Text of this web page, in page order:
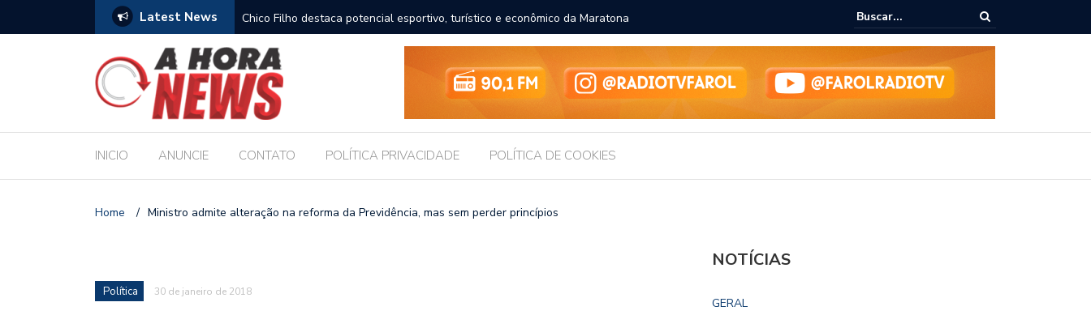
Latest News
escolares e sanciona jornada de 30 horas
Chico Filho destaca potencial esportivo, turístico e econômico da Maratona
Internacional de Maceió
Brasil repudia revogação de visto de embaixadora nos EUA
INICIO ANUNCIE CONTATO POLÍTICA PRIVACIDADE POLÍTICA DE COOKIES
Home / Ministro admite alteração na reforma da Previdência, mas sem perder princípios
Política 30 de janeiro de 2018
NOTÍCIAS
GERAL